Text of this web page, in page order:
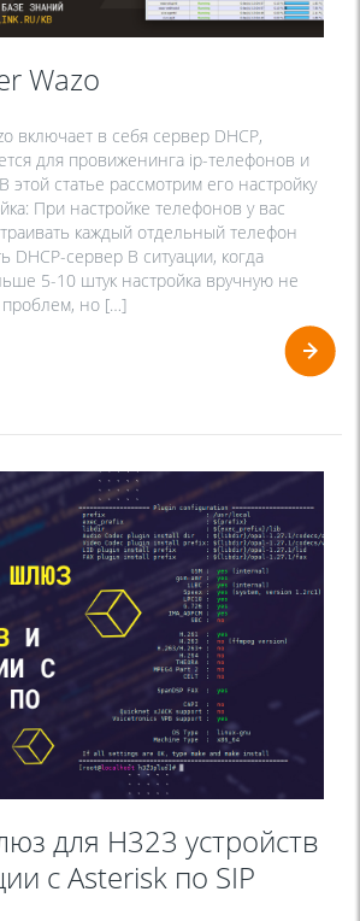
Wazo
включает в себя сервер DHCP,
для провиженинга ip-телефонов и
этой статье рассмотрим его настройку
При настройке телефонов у вас
каждый отдельный телефон
DHCP-сервер В ситуации, когда
5-10 штук настройка вручную не
но […]
для H323 устройств
с Asterisk по SIP